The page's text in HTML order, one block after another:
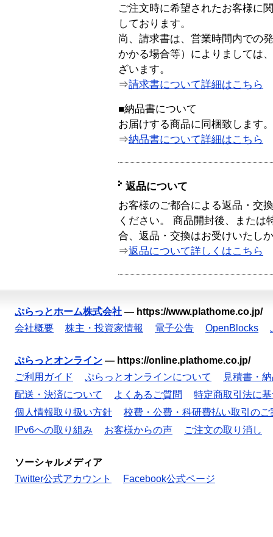
ご注文時に希望されたお客様に
しております。
尚、請求書は、営業時間内での
かかる場合等）によりましては
ざいます。
⇒請求書について詳細はこちら
■納品書について
お届けする商品に同梱致します。
⇒納品書について詳細はこちら
返品について
お客様のご都合による返品・交
ください。 商品開封後、または
合、返品・交換はお受けいたし
⇒返品について詳しくはこちら
ぷらっとホーム株式会社 — https://www.plathome.co.jp/
会社概要
株主・投資家情報 電子公告 OpenBlocks
ぷらっとオンライン — https://online.plathome.co.jp/
ご利用ガイド
ぷらっとオンラインについて
見積書・
配送・決済について
よくあるご質問
特定商取引法に
個人情報取り扱い方針
校費・公費・科研費払い取引のご
IPv6への取り組み
お客様からの声 ご注文の取り消し
ソーシャルメディア
Twitter公式アカウント
Facebook公式ページ